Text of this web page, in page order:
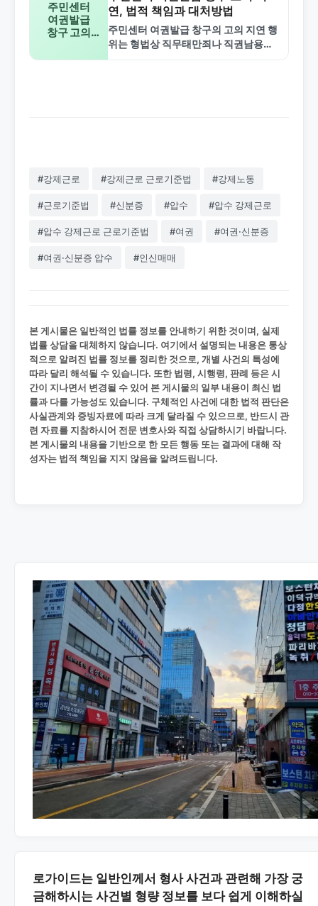
주민센터
여권발급
창구 고의
연, 법적 책임과 대처방법
주민센터 여권발급 창구의 고의 지연 행
위는 형법상 직무태만죄나 직권남용죄
#강제근로 #강제근로 근로기준법 #강제노동
#근로기준법 #신분증 #압수 #압수 강제근로
#압수 강제근로 근로기준법 #여권 #여권·신분증
#여권·신분증 압수 #인신매매
본 게시물은 일반적인 법률 정보를 안내하기 위한 것이며, 실제
법률 상담을 대체하지 않습니다. 여기에서 설명되는 내용은 통상
적으로 알려진 법률 정보를 정리한 것으로, 개별 사건의 특성에
따라 달리 해석될 수 있습니다. 또한 법령, 시행령, 판례 등은 시
간이 지나면서 변경될 수 있어 본 게시물의 일부 내용이 최신 법
률과 다를 가능성도 있습니다. 구체적인 사건에 대한 법적 판단은
사실관계와 증빙자료에 따라 크게 달라질 수 있으므로, 반드시 관
련 자료를 지참하시어 전문 변호사와 직접 상담하시기 바랍니다.
본 게시물의 내용을 기반으로 한 모든 행동 또는 결과에 대해 작
성자는 법적 책임을 지지 않음을 알려드립니다.
로가이드는 일반인께서 형사 사건과 관련해 가장 궁
금해하시는 사건별 형량 정보를 보다 쉽게 이해하실